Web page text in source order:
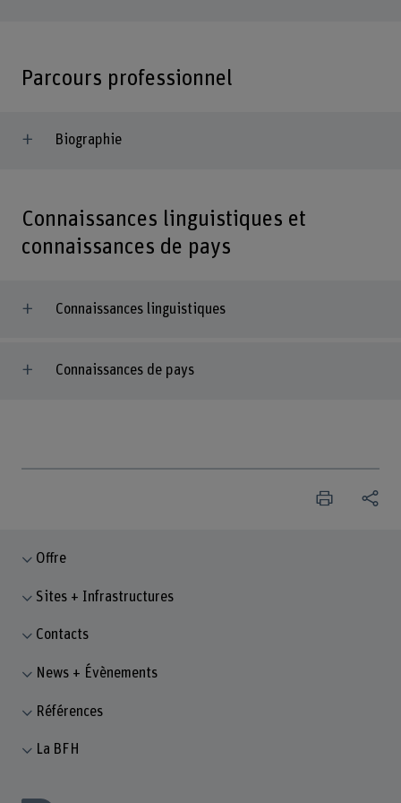
Parcours professionnel
Biographie
Connaissances linguistiques et
connaissances de pays
Connaissances linguistiques
Connaissances de pays
Offre
Sites + Infrastructures
Contacts
News + Évènements
Références
La BFH